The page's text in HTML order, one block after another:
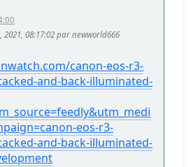
2021, 08:17:02 par newworld666
canon-eos-r3-
and-back-illuminated-
eos-r3-
and-back-illuminated-